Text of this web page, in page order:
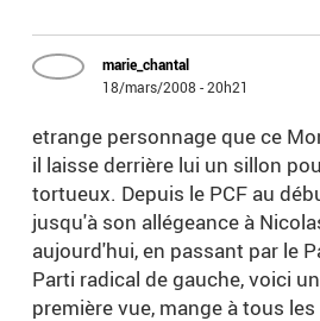
marie_chantal
18/mars/2008 - 20h21
etrange personnage que ce
il laisse derrière lui un sillon
tortueux. Depuis le PCF au
jusqu'à son allégeance à
aujourd'hui, en passant par le
Parti radical de gauche, voici
première vue, mange à tous